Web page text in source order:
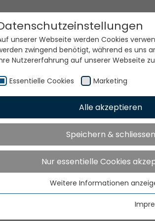
Unsere
unserer Webseite werden Cookies
zwingend benötigt, während es uns
Nutzererfahrung auf unserer Webseite
Essentielle Cookies Marketing
Alle akzeptieren
Speichern & schliessen
Nur essentielle Cookies
Essentielle Cookies
Essentielle Cookies werden für
Webseite benötigt. Dadurch ist
Weitere Informationen